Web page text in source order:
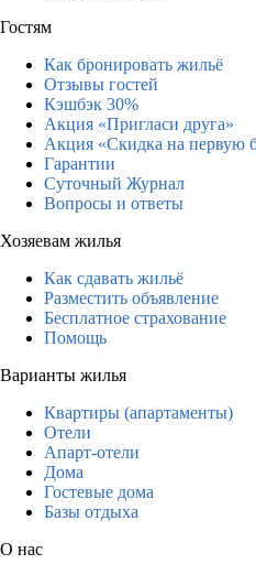
Гостям
Как бронировать жильё
Отзывы гостей
Кэшбэк 30%
Акция «Пригласи друга»
Акция «Скидка на первую
Гарантии
Суточный Журнал
Вопросы и ответы
Хозяевам жилья
Как сдавать жильё
Разместить объявление
Бесплатное страхование
Помощь
Варианты жилья
Квартиры (апартаменты)
Отели
Апарт-отели
Дома
Гостевые дома
Базы отдыха
О нас